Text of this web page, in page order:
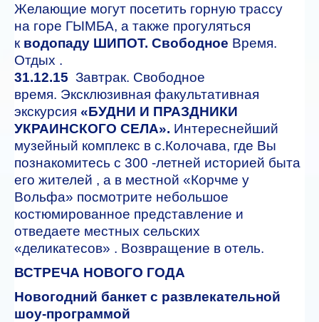
Желающие могут посетить горную трассу
на горе ГЫМБА, а также прогуляться
к водопаду ШИПОТ. Свободное Время.
Отдых .
31.12.15 Завтрак. Свободное
время. Эксклюзивная факультативная
экскурсия «БУДНИ И ПРАЗДНИКИ
УКРАИНСКОГО СЕЛА». Интереснейший
музейный комплекс в с.Колочава, где Вы
познакомитесь с 300 -летней историей быта
его жителей , а в местной «Корчме у
Вольфа» посмотрите небольшое
костюмированное представление и
отведаете местных сельских
«деликатесов» . Возвращение в отель.
ВСТРЕЧА НОВОГО ГОДА
Новогодний банкет с развлекательной
шоу-программой